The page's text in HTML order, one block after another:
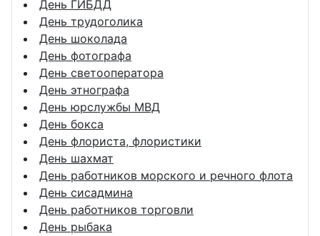
День ГИБДД
День трудоголика
День шоколада
День фотографа
День светооператора
День этнографа
День юрслужбы МВД
День бокса
День флориста, флористики
День шахмат
День работников морского и речного флота
День сисадмина
День работников торговли
День рыбака